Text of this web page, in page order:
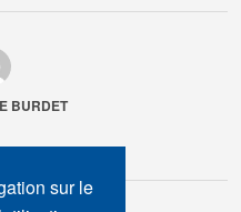
BURDET
sur le